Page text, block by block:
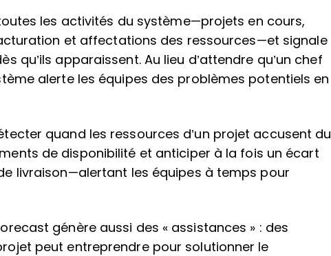
les activités du système—projets en cours,
et affectations des ressources—et signale
qu’ils apparaissent. Au lieu d’attendre qu’un chef
alerte les équipes des problèmes potentiels en
quand les ressources d’un projet accusent du
de disponibilité et anticiper à la fois un écart
livraison—alertant les équipes à temps pour
génère aussi des « assistances » : des
peut entreprendre pour solutionner le